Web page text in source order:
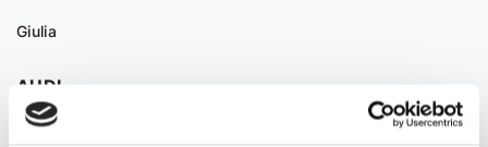
Giulia
AUDI
A3